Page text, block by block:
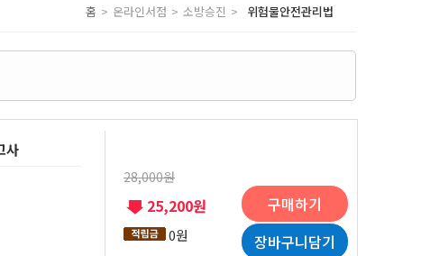
홈 > 온라인서점 > 소방승진 > 위험물안전관리법
사
28,000원
25,200원
0원
구매하기
장바구니담기